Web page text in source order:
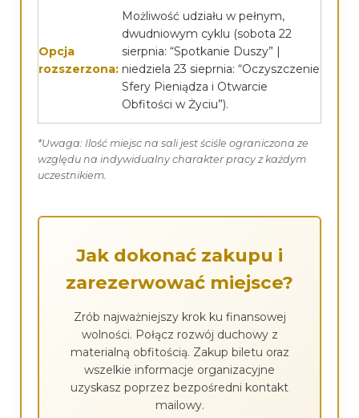
Opcja
rozszerzona:
Możliwość udziału w pełnym,
dwudniowym cyklu (sobota 22
sierpnia: “Spotkanie Duszy” |
niedziela 23 sieprnia: “Oczyszczenie
Sfery Pieniądza i Otwarcie
Obfitości w Życiu”).
*Uwaga: Ilość miejsc na sali jest ściśle ograniczona ze
względu na indywidualny charakter pracy z każdym
uczestnikiem.
Jak dokonać zakupu i
zarezerwować miejsce?
Zrób najważniejszy krok ku finansowej
wolności. Połącz rozwój duchowy z
materialną obfitością. Zakup biletu oraz
wszelkie informacje organizacyjne
uzyskasz poprzez bezpośredni kontakt
mailowy.